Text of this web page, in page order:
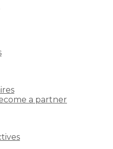
a partner